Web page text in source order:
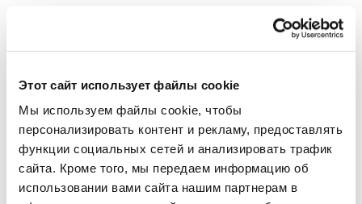
Этот сайт использует файлы cookie
Мы используем файлы cookie, чтобы
персонализировать контент и рекламу, предоставлять
функции социальных сетей и анализировать трафик
сайта. Кроме того, мы передаем информацию об
использовании вами сайта нашим партнерам в